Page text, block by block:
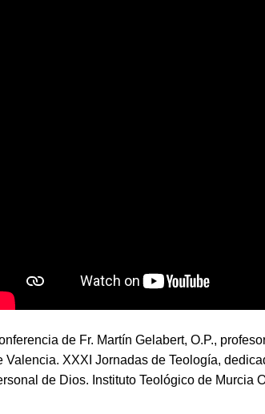
de Fr. Martín Gelabert, O.P.,
Valencia. XXXI Jornadas de Teología,
de Dios. Instituto Teológico de Murcia